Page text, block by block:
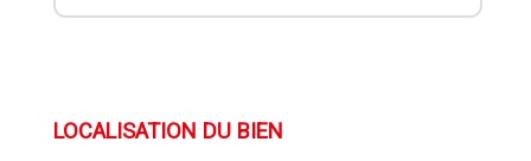
LOCALISATION DU BIEN